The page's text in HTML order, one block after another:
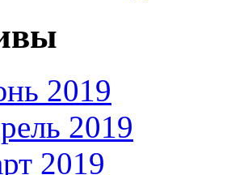
2019
2019
2019